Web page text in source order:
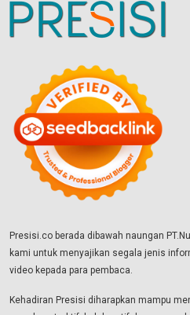
Presisi.co berada dibawah naungan
kami untuk menyajikan segala jenis